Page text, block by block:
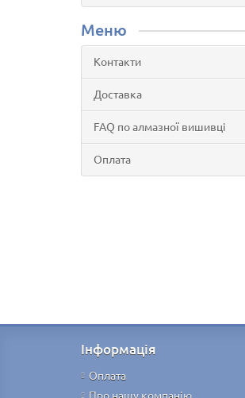
Меню
Контакти
Доставка
FAQ по алмазної вишивці
Оплата
Інформація
Оплата
Про нашу компанію